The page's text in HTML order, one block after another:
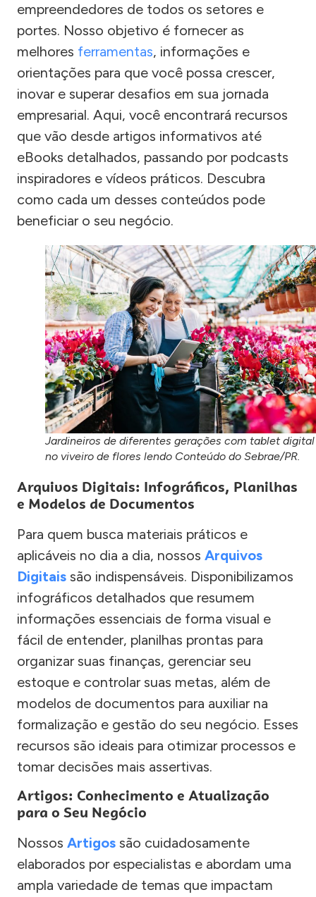
empreendedores de todos os setores e
portes. Nosso objetivo é fornecer as
melhores ferramentas, informações e
orientações para que você possa crescer,
inovar e superar desafios em sua jornada
empresarial. Aqui, você encontrará recursos
que vão desde artigos informativos até
eBooks detalhados, passando por podcasts
inspiradores e vídeos práticos. Descubra
como cada um desses conteúdos pode
beneficiar o seu negócio.
Jardineiros de diferentes gerações com tablet digital
no viveiro de flores lendo Conteúdo do Sebrae/PR.
Arquivos Digitais: Infográficos, Planilhas
e Modelos de Documentos
Para quem busca materiais práticos e
aplicáveis no dia a dia, nossos Arquivos
Digitais são indispensáveis. Disponibilizamos
infográficos detalhados que resumem
informações essenciais de forma visual e
fácil de entender, planilhas prontas para
organizar suas finanças, gerenciar seu
estoque e controlar suas metas, além de
modelos de documentos para auxiliar na
formalização e gestão do seu negócio. Esses
recursos são ideais para otimizar processos e
tomar decisões mais assertivas.
Artigos: Conhecimento e Atualização
para o Seu Negócio
Nossos Artigos são cuidadosamente
elaborados por especialistas e abordam uma
ampla variedade de temas que impactam